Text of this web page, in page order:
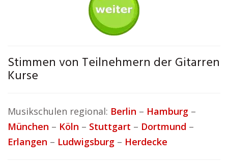
Stimmen von Teilnehmern der Gitarren
Kurse
Musikschulen regional: Berlin – Hamburg –
München – Köln – Stuttgart – Dortmund –
Erlangen – Ludwigsburg – Herdecke